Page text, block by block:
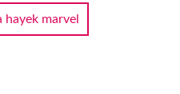
hayek marvel